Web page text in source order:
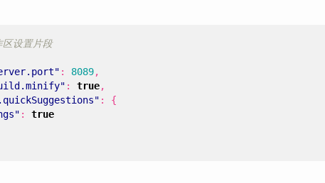
: 8089,
: true,
:
{
: true